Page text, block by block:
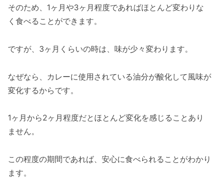
そのため、1ヶ月や3ヶ月程度であればほとんど変わりな
く食べることができます。
ですが、3ヶ月くらいの時は、味が少々変わります。
なぜなら、カレーに使用されている油分が酸化して風味が
変化するからです。
1ヶ月から2ヶ月程度だとほとんど変化を感じることあり
ません。
この程度の期間であれば、安心に食べられることがわかり
ます。